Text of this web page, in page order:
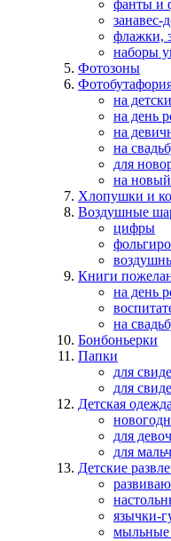
фанты и
занавес-
флажки,
наборы
Фотозоны
на
на день
на
на
для
на
Хлопушки и
Воздушные
цифры
Книги
на день
на
Бонбоньерки
Папки
для
для
Детская
для
для
Детские
язычки-
мыльные